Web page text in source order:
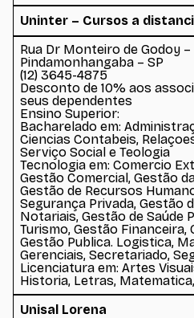
Uninter – Cursos a
Rua Dr Monteiro de Godoy
Pindamonhangaba – SP
(12) 3645-4875
Desconto de 10% aos
seus dependentes
Ensino Superior:
Bacharelado em:
Ciencias Contabeis,
Serviço Social e Teologia
Tecnologia em: Comercio
Gestão Comercial, Gestão
Gestão de Recursos
Segurança Privada, Gestão
Notariais, Gestão de Saúde
Turismo, Gestão Financeira,
Gestão Publica. Logistica,
Gerenciais, Secretariado,
Licenciatura em: Artes
Historia, Letras,
Unisal Lorena